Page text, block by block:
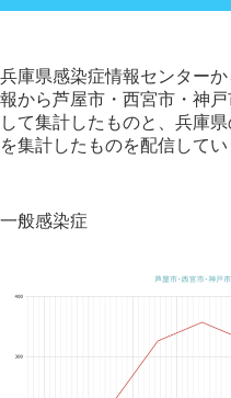
兵庫県感染症情報センター
報から芦屋市・西宮市・神
して集計したものと、兵庫
を集計したものを配信してい
一般感染症